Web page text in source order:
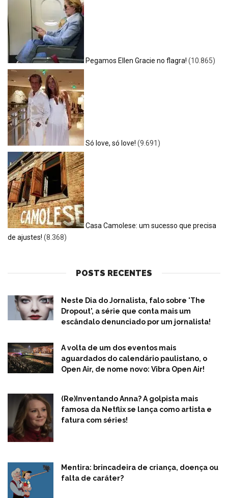
Pegamos Ellen Gracie no flagra! (10.865)
Só love, só love! (9.691)
Casa Camolese: um sucesso que precisa
de ajustes! (8.368)
POSTS RECENTES
Neste Dia do Jornalista, falo sobre 'The
Dropout', a série que conta mais um
escândalo denunciado por um jornalista!
A volta de um dos eventos mais
aguardados do calendário paulistano, o
Open Air, de nome novo: Vibra Open Air!
(Re)Inventando Anna? A golpista mais
famosa da Netflix se lança como artista e
fatura com séries!
Mentira: brincadeira de criança, doença ou
falta de caráter?